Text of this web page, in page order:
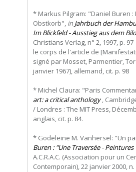
* Markus Pilgram: "Daniel Buren
Obstkorb", in Jahrbuch der
Im Blickfeld - Ausstieg aus dem Bild
Christians Verlag, n° 2, 1997, p.
le corps de l'article de
signé par Mosset, Parmentier,
janvier 1967), allemand, cit. p. 98
* Michel Claura: "Paris
art: a critical anthology,
/ Londres : The MIT Press,
anglais, cit. p. 84.
* Godeleine M. Vanhersel: "Un
Buren : "Une Traversée - Peintures
A.C.R.A.C. (Association pour un
Contemporain), 22 janvier 2000, n.